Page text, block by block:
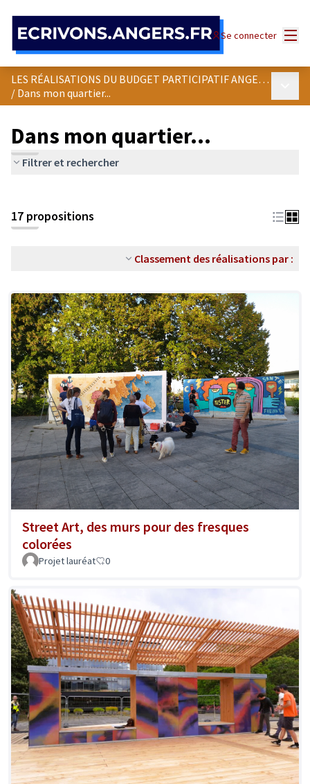
Se connecter
LES RÉALISATIONS DU BUDGET PARTICIPATIF ANGEVIN
/ Dans mon quartier...
Dans mon quartier...
Filtrer et rechercher
+
−
17 propositions
Classement des réalisations par :
Street Art, des murs pour des fresques
colorées
Projet lauréat 0